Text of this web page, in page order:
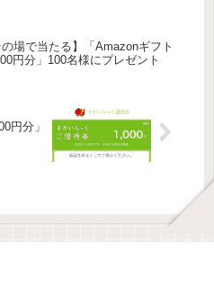
の場で当たる】「Amazonギフト
円分」100名様にプレゼント
円分」